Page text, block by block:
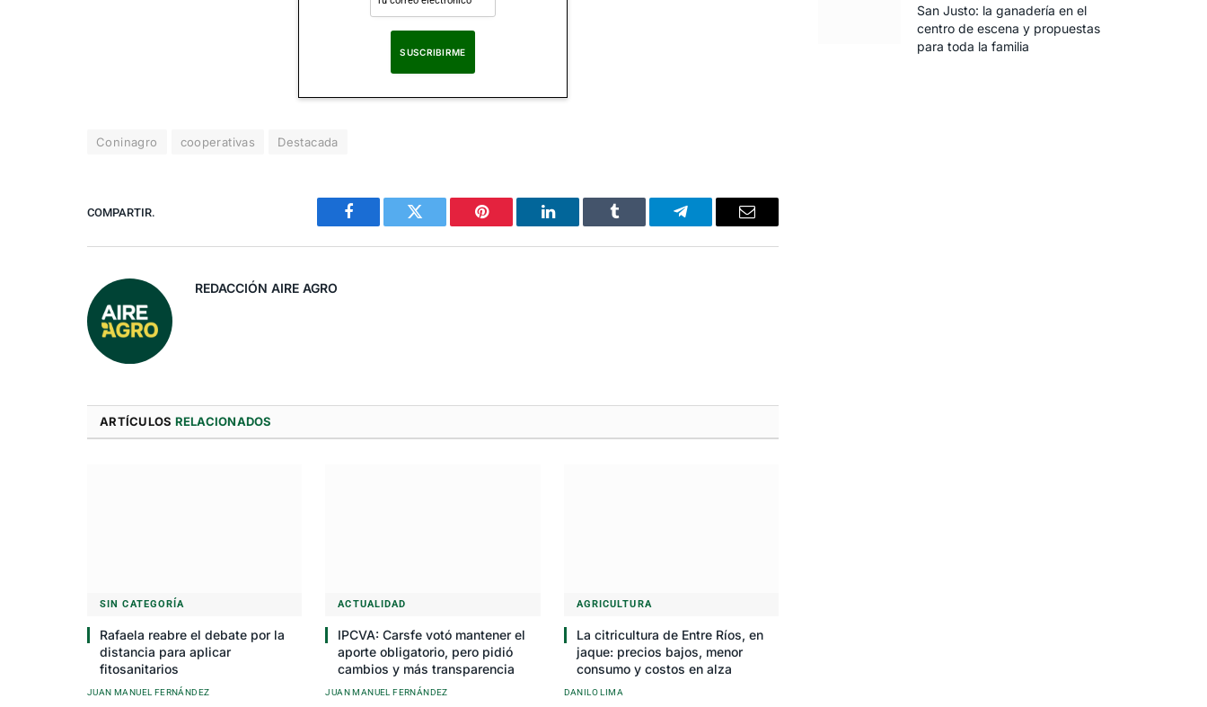
Al suscribirte, aceptas nuestraPolítica de Privacidad.
Coninagro cooperativas Destacada
COMPARTIR.
Facebook Twitter Pinterest LinkedIn Tumblr Telegram Correo
REDACCIÓN AIRE AGRO
ARTÍCULOS RELACIONADOS
SIN CATEGORÍA
Rafaela reabre el debate por la
distancia para aplicar
fitosanitarios
JUAN MANUEL FERNÁNDEZ
ACTUALIDAD
IPCVA: Carsfe votó mantener el
aporte obligatorio, pero pidió
cambios y más transparencia
JUAN MANUEL FERNÁNDEZ
AGRICULTURA
La citricultura de Entre Ríos, en
jaque: precios bajos, menor
consumo y costos en alza
DANILO LIMA
San Justo: la ganadería en el
centro de escena y propuestas
para toda la familia